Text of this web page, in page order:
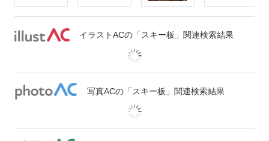
イラストACの「スキー板」関連検索結果
写真ACの「スキー板」関連検索結果